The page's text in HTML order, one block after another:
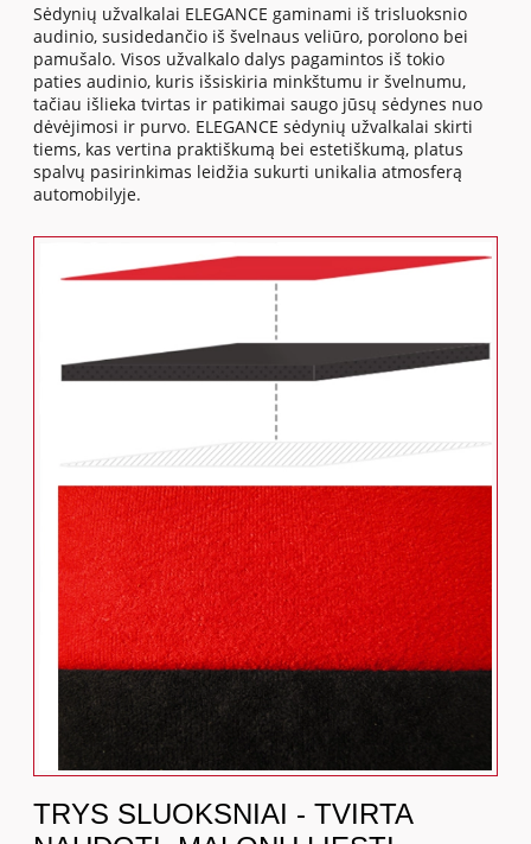
Sėdynių užvalkalai ELEGANCE gaminami iš trisluoksnio
audinio, susidedančio iš švelnaus veliūro, porolono bei
pamušalo. Visos užvalkalo dalys pagamintos iš tokio
paties audinio, kuris išsiskiria minkštumu ir švelnumu,
tačiau išlieka tvirtas ir patikimai saugo jūsų sėdynes nuo
dėvėjimosi ir purvo. ELEGANCE sėdynių užvalkalai skirti
tiems, kas vertina praktiškumą bei estetiškumą, platus
spalvų pasirinkimas leidžia sukurti unikalia atmosferą
automobilyje.
TRYS SLUOKSNIAI - TVIRTA